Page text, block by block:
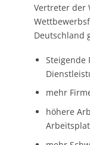
Vertreter der
Deutschland
Steigende
mehr
höhere